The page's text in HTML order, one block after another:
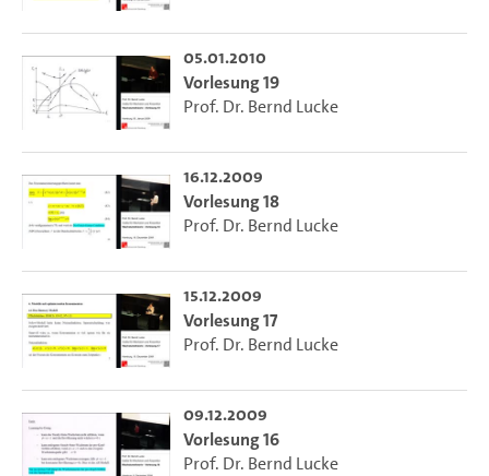
05.01.2010
Vorlesung 19
Prof. Dr. Bernd Lucke
16.12.2009
Vorlesung 18
Prof. Dr. Bernd Lucke
15.12.2009
Vorlesung 17
Prof. Dr. Bernd Lucke
09.12.2009
Vorlesung 16
Prof. Dr. Bernd Lucke